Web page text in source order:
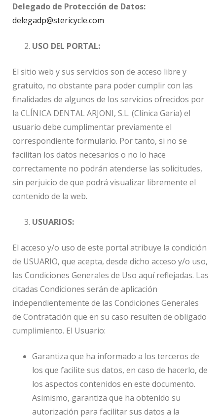
Delegado de Protección de Datos:
delegadp@stericycle.com
USO DEL PORTAL:
El sitio web y sus servicios son de acceso libre y
gratuito, no obstante para poder cumplir con las
finalidades de algunos de los servicios ofrecidos por
la CLÍNICA DENTAL ARJONI, S.L. (Clínica Garia) el
usuario debe cumplimentar previamente el
correspondiente formulario. Por tanto, si no se
facilitan los datos necesarios o no lo hace
correctamente no podrán atenderse las solicitudes,
sin perjuicio de que podrá visualizar libremente el
contenido de la web.
USUARIOS:
El acceso y/o uso de este portal atribuye la condición
de USUARIO, que acepta, desde dicho acceso y/o uso,
las Condiciones Generales de Uso aquí reflejadas. Las
citadas Condiciones serán de aplicación
independientemente de las Condiciones Generales
de Contratación que en su caso resulten de obligado
cumplimiento. El Usuario:
Garantiza que ha informado a los terceros de
los que facilite sus datos, en caso de hacerlo, de
los aspectos contenidos en este documento.
Asimismo, garantiza que ha obtenido su
autorización para facilitar sus datos a la